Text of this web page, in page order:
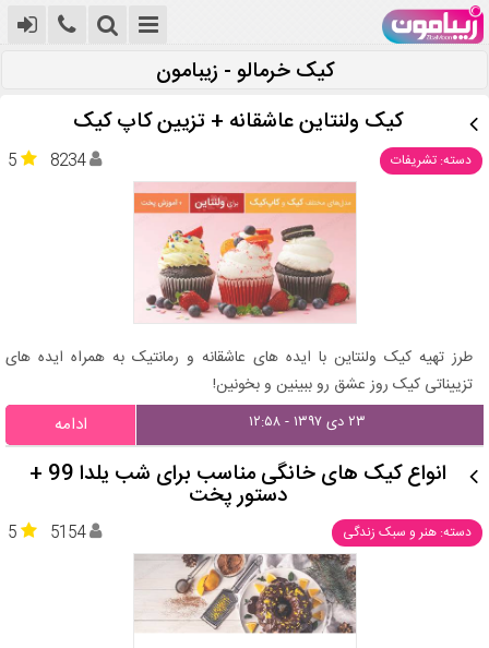
کیک خرمالو - زیبامون
کیک ولنتاین عاشقانه + تزیین کاپ کیک
دسته: تشریفات 5 8234
طرز تهیه کیک ولنتاین با ایده های عاشقانه و رمانتیک به همراه ایده های
تزییناتی کیک روز عشق رو ببینین و بخونین!
۲۳ دی ۱۳۹۷ - ۱۲:۵۸ ادامه
انواع کیک های خانگی مناسب برای شب یلدا 99 +
دستور پخت
دسته: هنر و سبک زندگی 5 5154